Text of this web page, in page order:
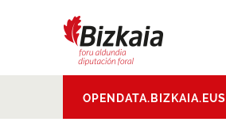
Aldundia.Diputacion
Foral de Bizkaia
OPENDATA.BIZKAIA.EUS